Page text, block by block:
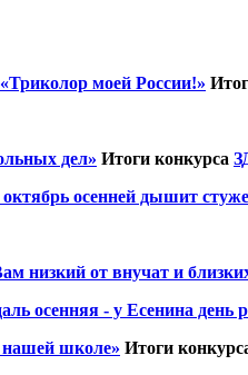
моей России!»
дел» Итоги конкурса
осенней дышит
низкий от внучат и
осенняя - у Есенина день
нашей школе» Итоги